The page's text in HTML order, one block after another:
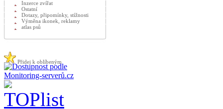
Inzerce zvířat
Ostatní
Dotazy, připomínky, stížnosti
Výměna ikonek, reklamy
atlas psů
Přidej k oblíbeným